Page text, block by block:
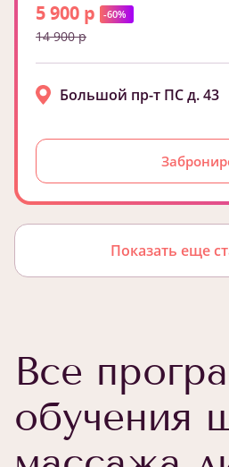
5 900 р -60%
14 900 р
Большой пр-т ПС д. 43
Показать еще
Все
обучения